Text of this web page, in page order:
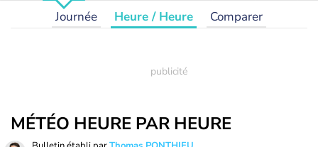
Journée Heure / Heure Comparer
MÉTÉO HEURE PAR HEURE